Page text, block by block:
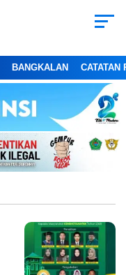
BANGKALAN CATATAN